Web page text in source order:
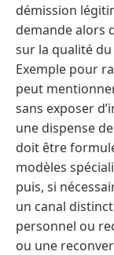
démission
demande alors
sur la qualité
Exemple pour
peut
sans exposer
une dispense
doit être
modèles
puis, si
un canal
personnel ou
ou une